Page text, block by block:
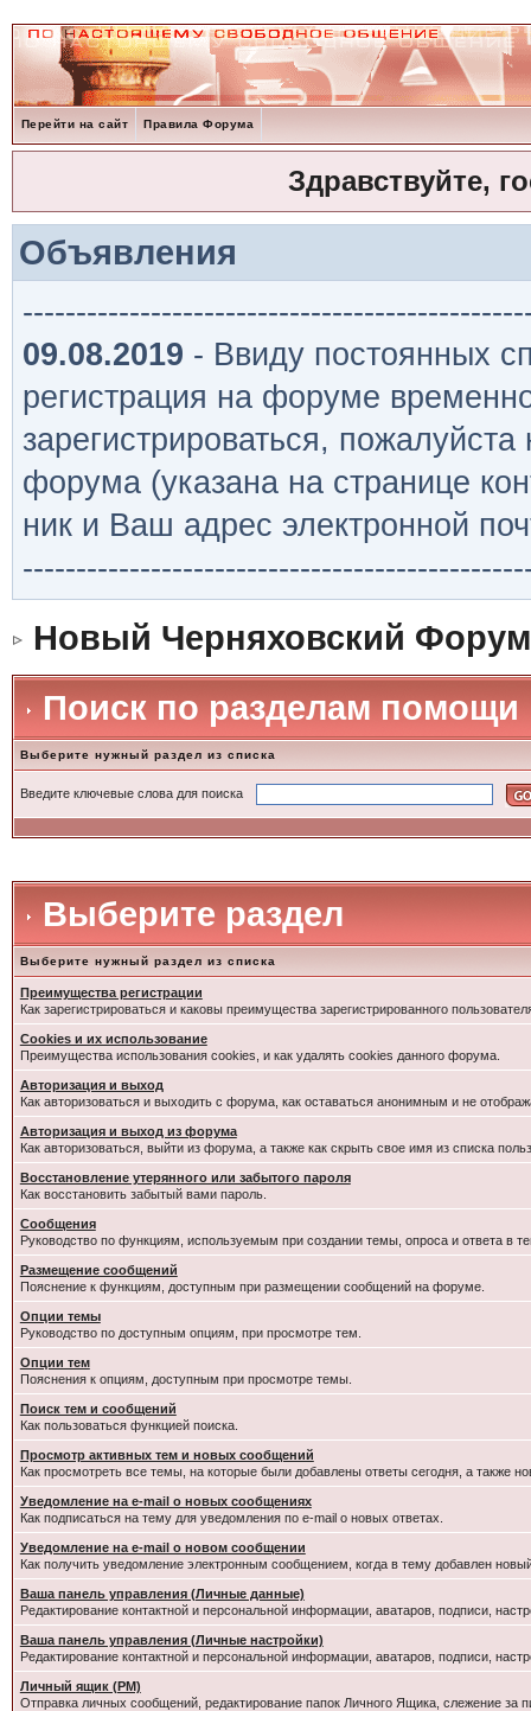
Перейти на сайт Правила Форума
Здравствуйте,
Объявления
09.08.2019 - Ввиду постоянных
регистрация на форуме
зарегистрироваться,
форума (указана на странице
ник и Ваш адрес электронной
Новый Черняховский Форум
Поиск по разделам помощи
Выберите нужный раздел из списка
Введите ключевые слова для поиска
Выберите раздел
Выберите нужный раздел из списка
Преимущества регистрации
Как зарегистрироваться и каковы преимущества зарегистрированного
Cookies и их использование
Преимущества использования cookies, и как удалять cookies данного форума.
Авторизация и выход
Как авторизоваться и выходить с форума, как оставаться анонимным и не
Авторизация и выход из форума
Как авторизоваться, выйти из форума, а также как скрыть свое имя из списка
Восстановление утерянного или забытого пароля
Как восстановить забытый вами пароль.
Сообщения
Руководство по функциям, используемым при создании темы, опроса и ответа в
Размещение сообщений
Пояснение к функциям, доступным при размещении сообщений на форуме.
Опции темы
Руководство по доступным опциям, при просмотре тем.
Опции тем
Пояснения к опциям, доступным при просмотре темы.
Поиск тем и сообщений
Как пользоваться функцией поиска.
Просмотр активных тем и новых сообщений
Как просмотреть все темы, на которые были добавлены ответы сегодня, а также
Уведомление на e-mail о новых сообщениях
Как подписаться на тему для уведомления по e-mail о новых ответах.
Уведомление на е-mail о новом сообщении
Как получить уведомление электронным сообщением, когда в тему добавлен
Ваша панель управления (Личные данные)
Редактирование контактной и персональной информации, аватаров, подписи,
Ваша панель управления (Личные настройки)
Редактирование контактной и персональной информации, аватаров, подписи,
Личный ящик (PM)
Отправка личных сообщений, редактирование папок Личного Ящика, слежение за